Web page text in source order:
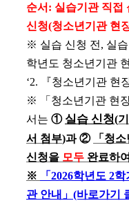
순서 : 실습기관 직접
신청(청소년기관 현
※ 실습 신청 전 , 실
학년도 청소년기관
‘2.
『청소년기관 현
※ 「 청소년기관 현
서는 ① 실습 신청(
서 첨부)과 ② 「 청소
신청을 모두 완료하
※
「2026학년도 2
관 안내」(바로가기